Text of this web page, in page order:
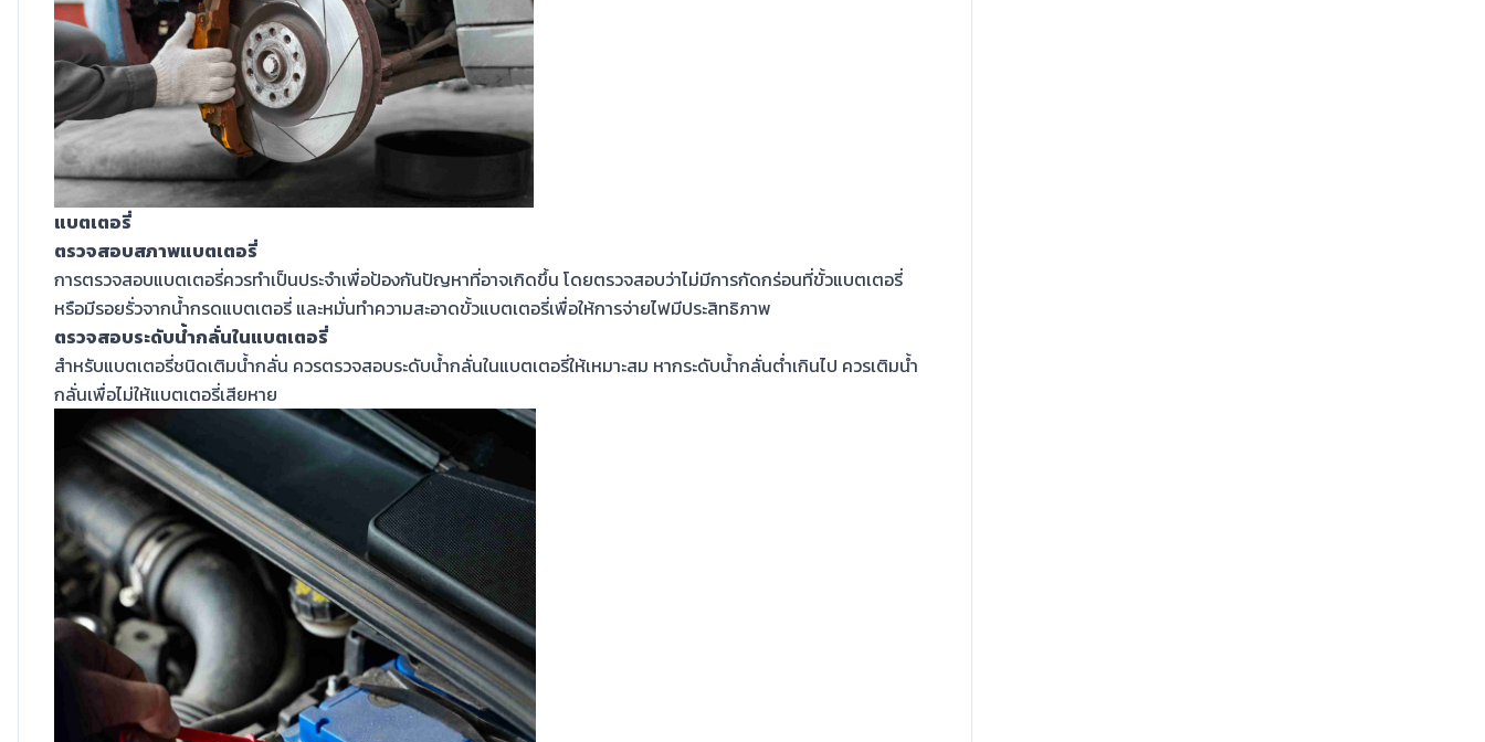
แบตเตอรี่
ตรวจสอบสภาพแบตเตอรี่
การตรวจสอบแบตเตอรี่ควรทำเป็นประจำเพื่อป้องกันปัญหาที่อาจเกิดขึ้น โดยตรวจสอบว่าไม่มีการกัดกร่อนที่ขั้วแบตเตอรี่
หรือมีรอยรั่วจากน้ำกรดแบตเตอรี่ และหมั่นทำความสะอาดขั้วแบตเตอรี่เพื่อให้การจ่ายไฟมีประสิทธิภาพ
ตรวจสอบระดับน้ำกลั่นในแบตเตอรี่
สำหรับแบตเตอรี่ชนิดเติมน้ำกลั่น ควรตรวจสอบระดับน้ำกลั่นในแบตเตอรี่ให้เหมาะสม หากระดับน้ำกลั่นต่ำเกินไป ควรเติมน้ำ
กลั่นเพื่อไม่ให้แบตเตอรี่เสียหาย